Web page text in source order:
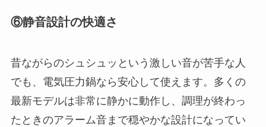
⑥静音設計の快適さ
昔ながらのシュシュッという激しい音が苦手な人
でも、電気圧力鍋なら安心して使えます。多くの
最新モデルは非常に静かに動作し、調理が終わっ
たときのアラーム音まで穏やかな設計になってい